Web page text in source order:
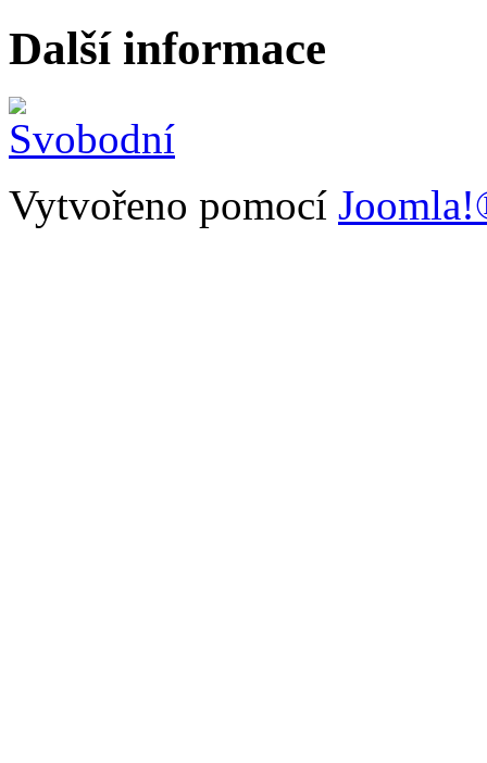
Další informace
Vytvořeno pomocí